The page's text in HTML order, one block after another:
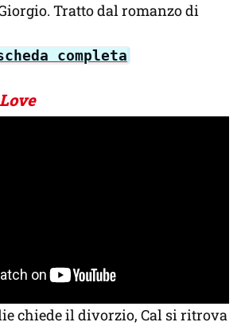
Tratto dal romanzo di
completa
chiede il divorzio, Cal si ritrova